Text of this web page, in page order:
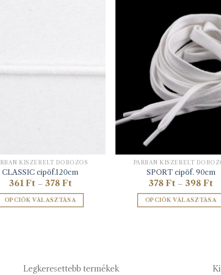
KISZERELT DOBOZOS
CLASSIC cipöf.120cm
361 Ft – 378 FtÁrtartomány:
361 Ft
-
378 Ft
OPCIÓK VÁLASZTÁSA
van.
PÁRBAN KISZERELT
SPORT cipöf. 90cm
378 Ft – 398 Ft
-
OPCIÓK VÁLASZTÁSA
Legkeresettebb termékek